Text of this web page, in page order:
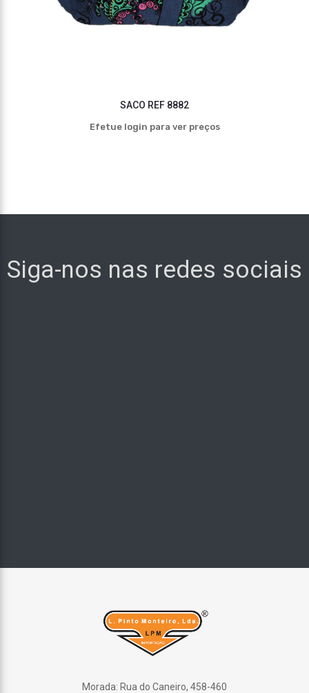
SACO REF 8882
Efetue login para ver preços
Siga-nos nas redes sociais
Morada: Rua do Caneiro, 458-460